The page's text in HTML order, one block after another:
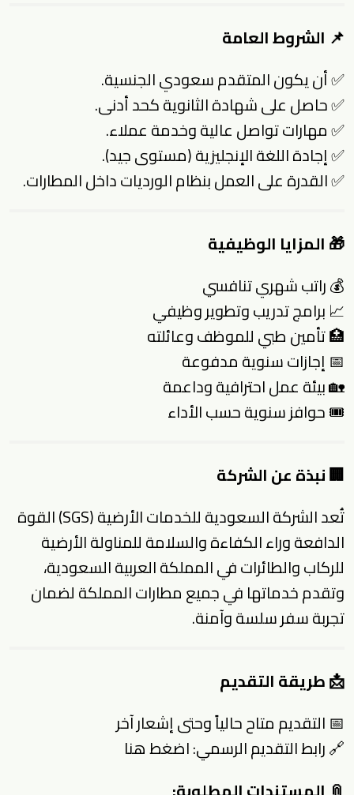
📌 الشروط العامة
✅ أن يكون المتقدم سعودي الجنسية.
✅ حاصل على شهادة الثانوية كحد أدنى.
✅ مهارات تواصل عالية وخدمة عملاء.
✅ إجادة اللغة الإنجليزية (مستوى جيد).
✅ القدرة على العمل بنظام الورديات داخل المطارات.
🎁 المزايا الوظيفية
💰 راتب شهري تنافسي
📈 برامج تدريب وتطوير وظيفي
🏥 تأمين طبي للموظف وعائلته
📅 إجازات سنوية مدفوعة
🏡 بيئة عمل احترافية وداعمة
🎟 حوافز سنوية حسب الأداء
🏢 نبذة عن الشركة
تُعد الشركة السعودية للخدمات الأرضية (SGS) القوة
الدافعة وراء الكفاءة والسلامة للمناولة الأرضية
للركاب والطائرات في المملكة العربية السعودية،
وتقدم خدماتها في جميع مطارات المملكة لضمان
تجربة سفر سلسة وآمنة.
📩 طريقة التقديم
📅 التقديم متاح حالياً وحتى إشعار آخر
🔗 رابط التقديم الرسمي:اضغط هنا